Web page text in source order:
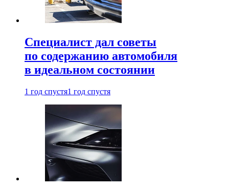
Специалист дал советы
по содержанию автомобиля
в идеальном состоянии
1 год спустя1 год спустя